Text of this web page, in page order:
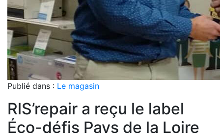
Publié dans : Le magasin
RlS’repair a reçu le label
Éco-défis Pays de la Loire